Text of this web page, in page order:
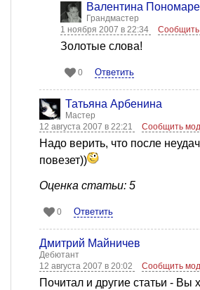
Валентина
Грандмастер
1 ноября 2007 в 22:34
Сообщить
Золотые слова!
0 Ответить
Татьяна Арбенина
Мастер
12 августа 2007 в 22:21
Сообщить
Надо верить, что после
повезет))
Оценка статьи: 5
0 Ответить
Дмитрий Майничев
Дебютант
12 августа 2007 в 20:02
Сообщить
Почитал и другие статьи - Вы